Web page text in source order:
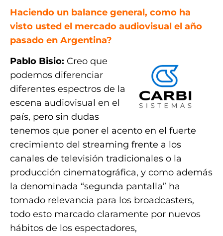
Haciendo un balance general, como ha
visto usted el mercado audiovisual el año
pasado en Argentina?
Pablo Bisio: Creo que
podemos diferenciar
diferentes espectros de la
escena audiovisual en el
país, pero sin dudas
tenemos que poner el acento en el fuerte
crecimiento del streaming frente a los
canales de televisión tradicionales o la
producción cinematográfica, y como además
la denominada “segunda pantalla” ha
tomado relevancia para los broadcasters,
todo esto marcado claramente por nuevos
hábitos de los espectadores,